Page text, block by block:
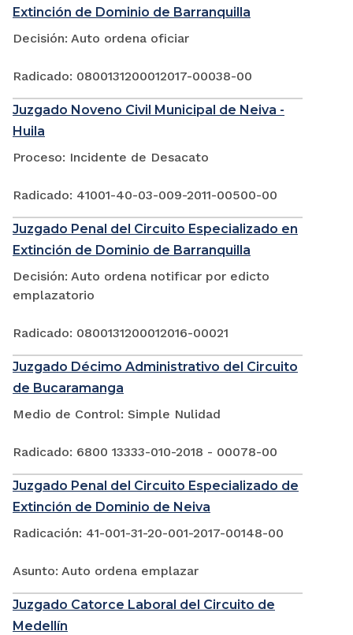
Extinción de Dominio de Barranquilla
Decisión: Auto ordena oficiar
Radicado: 0800131200012017-00038-00
Juzgado Noveno Civil Municipal de Neiva -
Huila
Proceso: Incidente de Desacato
Radicado: 41001-40-03-009-2011-00500-00
Juzgado Penal del Circuito Especializado en
Extinción de Dominio de Barranquilla
Decisión: Auto ordena notificar por edicto
emplazatorio
Radicado: 0800131200012016-00021
Juzgado Décimo Administrativo del Circuito
de Bucaramanga
Medio de Control: Simple Nulidad
Radicado: 6800 13333-010-2018 - 00078-00
Juzgado Penal del Circuito Especializado de
Extinción de Dominio de Neiva
Radicación: 41-001-31-20-001-2017-00148-00
Asunto: Auto ordena emplazar
Juzgado Catorce Laboral del Circuito de
Medellín